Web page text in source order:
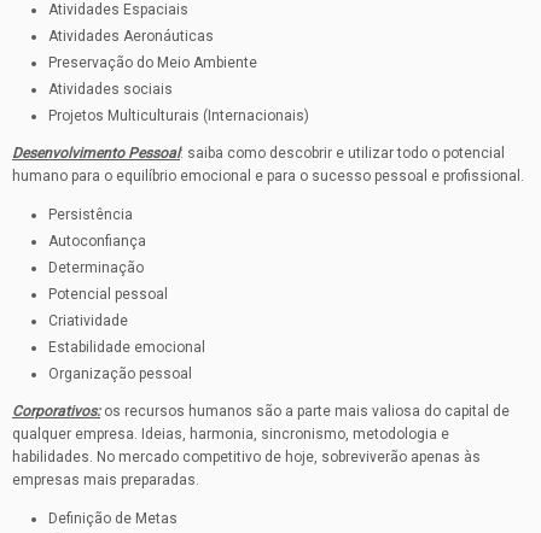
Atividades Espaciais
Atividades Aeronáuticas
Preservação do Meio Ambiente
Atividades sociais
Projetos Multiculturais (Internacionais)
Desenvolvimento Pessoal: saiba como descobrir e utilizar todo o potencial
humano para o equilíbrio emocional e para o sucesso pessoal e profissional.
Persistência
Autoconfiança
Determinação
Potencial pessoal
Criatividade
Estabilidade emocional
Organização pessoal
Corporativos:os recursos humanos são a parte mais valiosa do capital de
qualquer empresa. Ideias, harmonia, sincronismo, metodologia e
habilidades. No mercado competitivo de hoje, sobreviverão apenas às
empresas mais preparadas.
Definição de Metas